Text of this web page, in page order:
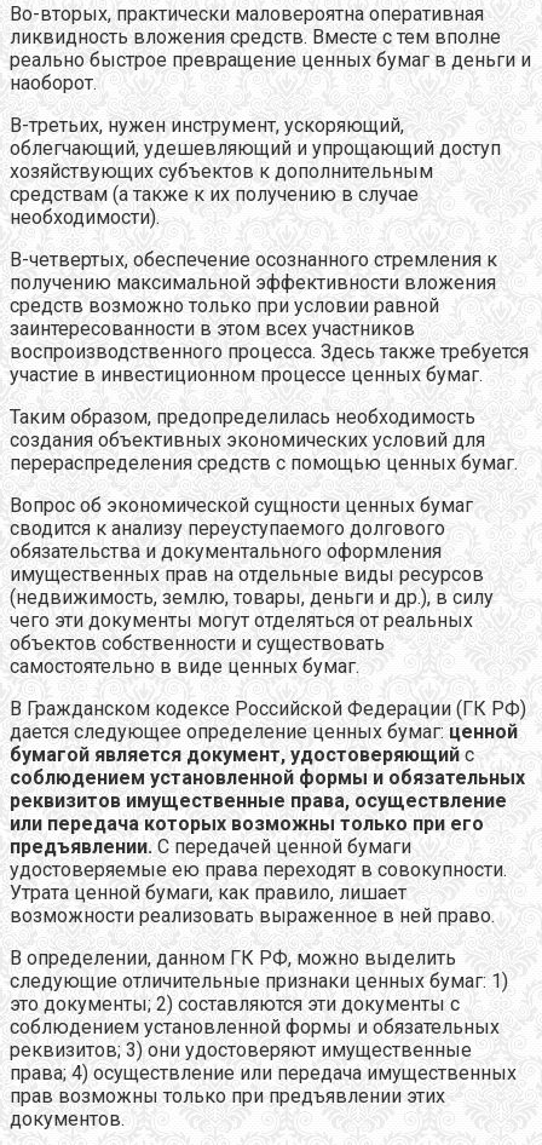
Во-вторых, практически маловероятна оперативная
ликвидность вложения средств. Вместе с тем вполне
реально быстрое превращение ценных бумаг в деньги и
наоборот.
В-третьих, нужен инструмент, ускоряющий,
облегчающий, удешевляющий и упрощающий доступ
хозяйствующих субъектов к дополнительным
средствам (а также к их получению в случае
необходимости).
В-четвертых, обеспечение осознанного стремления к
получению максимальной эффективности вложения
средств возможно только при условии равной
заинтересованности в этом всех участников
воспроизводственного процесса. Здесь также требуется
участие в инвестиционном процессе ценных бумаг.
Таким образом, предопределилась необходимость
создания объективных экономических условий для
перераспределения средств с помощью ценных бумаг.
Вопрос об экономической сущности ценных бумаг
сводится к анализу переуступаемого долгового
обязательства и документального оформления
имущественных прав на отдельные виды ресурсов
(недвижимость, землю, товары, деньги и др.), в силу
чего эти документы могут отделяться от реальных
объектов собственности и существовать
самостоятельно в виде ценных бумаг.
В Гражданском кодексе Российской Федерации (ГК РФ)
дается следующее определение ценных бумаг: ценной
бумагой является документ, удостоверяющий с
соблюдением установленной формы и обязательных
реквизитов имущественные права, осуществление
или передача которых возможны только при его
предъявлении. С передачей ценной бумаги
удостоверяемые ею права переходят в совокупности.
Утрата ценной бумаги, как правило, лишает
возможности реализовать выраженное в ней право.
В определении, данном ГК РФ, можно выделить
следующие отличительные признаки ценных бумаг: 1)
это документы; 2) составляются эти документы с
соблюдением установленной формы и обязательных
реквизитов; 3) они удостоверяют имущественные
права; 4) осуществление или передача имущественных
прав возможны только при предъявлении этих
документов.